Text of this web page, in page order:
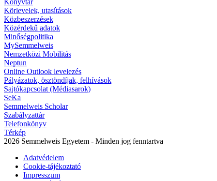
Könyvtár
Körlevelek, utasítások
Közbeszerzések
Közérdekű adatok
Minőségpolitika
MySemmelweis
Nemzetközi Mobilitás
Neptun
Online Outlook levelezés
Pályázatok, ösztöndíjak, felhívások
Sajtókapcsolat (Médiasarok)
SeKa
Semmelweis Scholar
Szabályzattár
Telefonkönyv
Térkép
2026 Semmelweis Egyetem - Minden jog fenntartva
Adatvédelem
Cookie-tájékoztató
Impresszum